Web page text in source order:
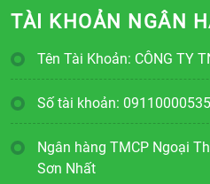
TÀI KHOẢN NGÂN
Tên Tài Khoản: CÔNG TY
Số tài khoản:
Ngân hàng TMCP Ngoại
Sơn Nhất